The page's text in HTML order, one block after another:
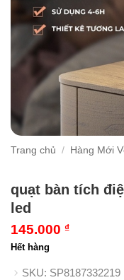
Trang chủ / Hàng Mới
quạt bàn tích
led
145.000 ₫
Hết hàng
SKU: SP8187332219